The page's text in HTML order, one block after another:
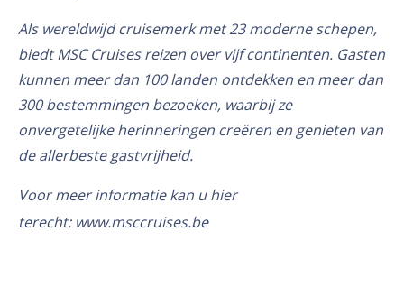
Als wereldwijd cruisemerk met 23 moderne schepen,
biedt MSC Cruises reizen over vijf continenten. Gasten
kunnen meer dan 100 landen ontdekken en meer dan
300 bestemmingen bezoeken, waarbij ze
onvergetelijke herinneringen creëren en genieten van
de allerbeste gastvrijheid.
Voor meer informatie kan u hier
terecht: www.msccruises.be